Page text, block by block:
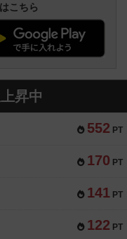
こちら
昇中
552 PT
170 PT
141 PT
122 PT